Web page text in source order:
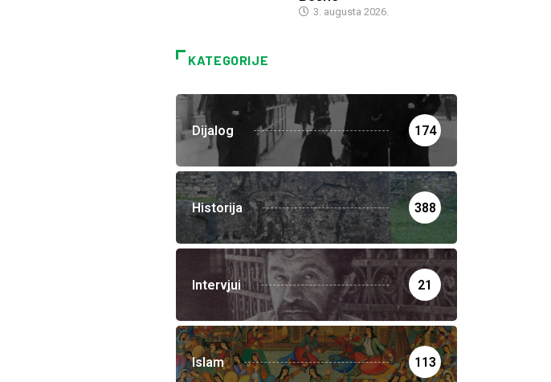
3. augusta 2026.
KATEGORIJE
Dijalog 174
Historija 388
Intervjui 21
Islam 113